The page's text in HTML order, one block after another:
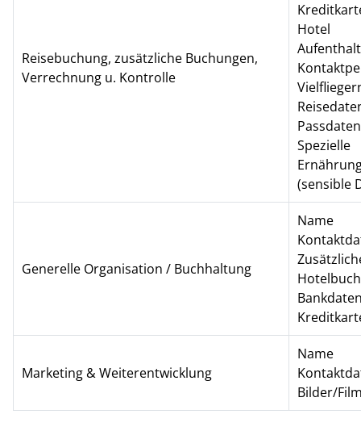
Reisebuchung, zusätzliche Buchungen,
Verrechnung u. Kontrolle
Hotel
Spezielle
(sensible
Generelle Organisation / Buchhaltung
Name
Marketing & Weiterentwicklung
Name
Bilder/